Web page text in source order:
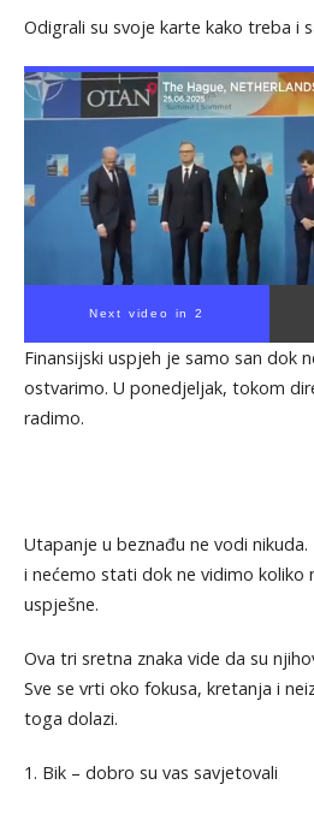
Odigrali su svoje karte kako treba i
Next video in 1
Finansijski uspjeh je samo san dok
ostvarimo. U ponedjeljak, tokom
radimo.
Utapanje u beznađu ne vodi
i nećemo stati dok ne vidimo koliko
uspješne.
Ova tri sretna znaka vide da su
Sve se vrti oko fokusa, kretanja i
toga dolazi.
1. Bik – dobro su vas savjetovali